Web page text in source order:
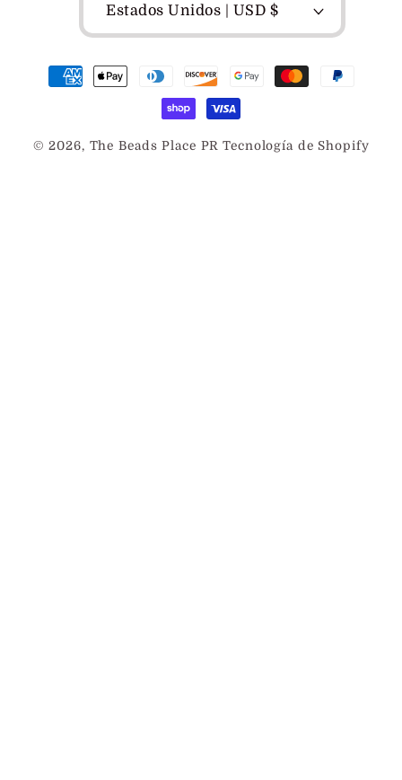
Estados Unidos | USD $
Formas
de
© 2026, The Beads Place PR Tecnología de Shopify